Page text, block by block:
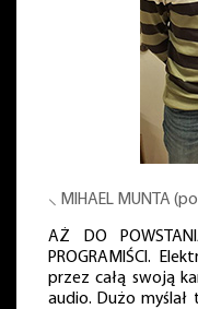
⸜ MIHAEL MUNTA
AŻ DO
PROGRAMIŚCI.
przez całą swoją
audio. Dużo